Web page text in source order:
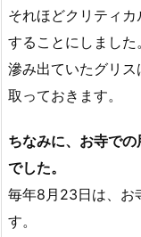
それほどクリティ
することにしました。
滲み出ていたグリ
取っておきます。
ちなみに、お寺で
でした。
毎年8月23日は、お
す。